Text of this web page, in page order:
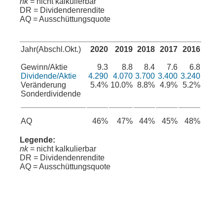
DR = Dividendenrendite
AQ = Ausschüttungsquote
Jahr(Abschl.Okt.)
Gewinn/Aktie
Dividende/Aktie
Veränderung
Sonderdividende
AQ
2020
9.3
4.290
5.4%
46%
2019
8.8
4.070
10.0%
47%
2018
8.4
3.700
8.8%
44%
2017
7.6
3.400
4.9%
45%
2016
6.8
3.240
5.2%
48%
Legende:
nk= nicht kalkulierbar
DR = Dividendenrendite
AQ = Ausschüttungsquote